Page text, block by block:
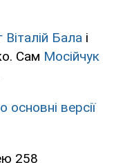
Віталій Бала і
Сам Мосійчук
основні версії
258